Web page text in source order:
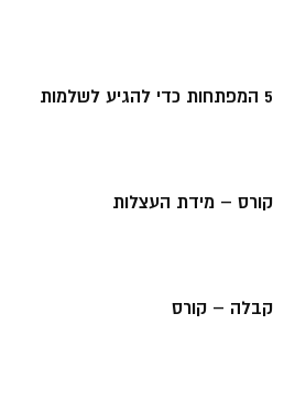
5 המפתחות כדי להגיע לשלמות
קורס – מידת העצלות
קבלה – קורס